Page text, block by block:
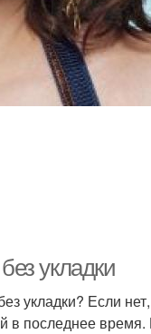
укладки
укладки? Если
в последнее время.